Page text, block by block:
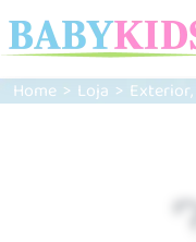
Home > Loja > Exterior,